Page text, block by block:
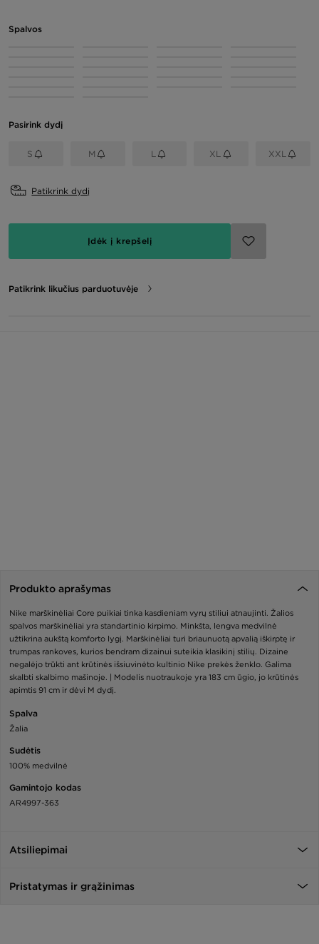
Spalvos
Pasirink dydį
S M L XL XXL
Patikrink dydį
Įdėk į krepšelį
Patikrink likučius parduotuvėje
Produkto aprašymas
Nike marškinėliai Core puikiai tinka kasdieniam vyrų stiliui atnaujinti. Žalios
spalvos marškinėliai yra standartinio kirpimo. Minkšta, lengva medvilnė
užtikrina aukštą komforto lygį. Marškinėliai turi briaunuotą apvalią iškirptę ir
trumpas rankoves, kurios bendram dizainui suteikia klasikinį stilių. Dizaine
negalėjo trūkti ant krūtinės išsiuvinėto kultinio Nike prekės ženklo. Galima
skalbti skalbimo mašinoje. | Modelis nuotraukoje yra 183 cm ūgio, jo krūtinės
apimtis 91 cm ir dėvi M dydį.
Spalva
Žalia
Sudėtis
100% medvilnė
Gamintojo kodas
AR4997-363
Atsiliepimai
Pristatymas ir grąžinimas